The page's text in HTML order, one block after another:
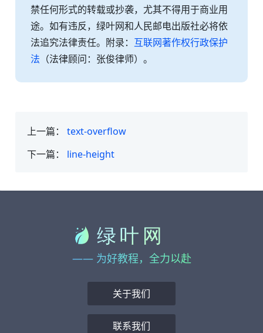
禁任何形式的转载或抄袭，尤其不得用于商业用
途。如有违反，绿叶网和人民邮电出版社必将依
法追究法律责任。附录： 互联网著作权行政保护
法 （法律顾问：张俊律师）。
上一篇： text-overflow
下一篇： line-height
—— 为好教程，全力以赴
关于我们
联系我们